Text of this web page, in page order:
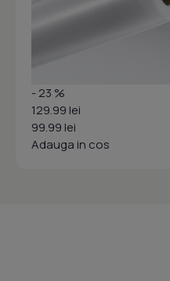
- 23 %
129.99 lei
99.99 lei
Adauga in cos